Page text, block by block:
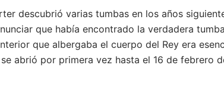
descubrió varias tumbas en los años
que había encontrado la verdadera
que albergaba el cuerpo del Rey era
abrió por primera vez hasta el 16 de febrero